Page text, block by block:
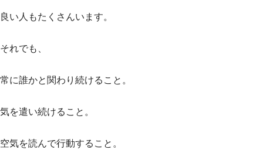
良い人もたくさんいます。
それでも、
常に誰かと関わり続けること。
気を遣い続けること。
空気を読んで行動すること。